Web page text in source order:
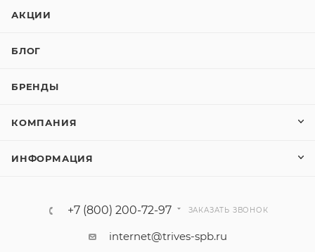
АКЦИИ
БЛОГ
БРЕНДЫ
КОМПАНИЯ
ИНФОРМАЦИЯ
+7 (800) 200-72-97 ЗАКАЗАТЬ ЗВОНОК
internet@trives-spb.ru